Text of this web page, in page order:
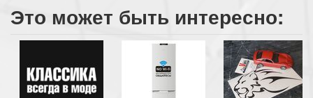
Это может быть интересно: